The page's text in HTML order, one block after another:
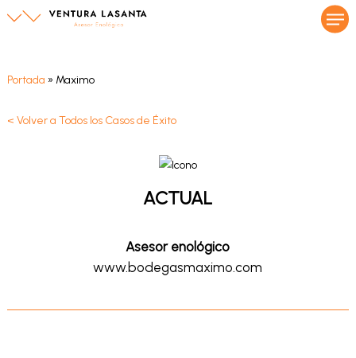
Portada » Maximo
< Volver a Todos los Casos de Éxito
ACTUAL
Asesor enológico
www.bodegasmaximo.com